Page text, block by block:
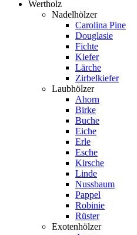
Wertholz
Nadelhölzer
Carolina Pine
Douglasie
Fichte
Kiefer
Lärche
Zirbelkiefer
Laubhölzer
Ahorn
Birke
Buche
Eiche
Erle
Esche
Kirsche
Linde
Nussbaum
Pappel
Robinie
Rüster
Exotenhölzer